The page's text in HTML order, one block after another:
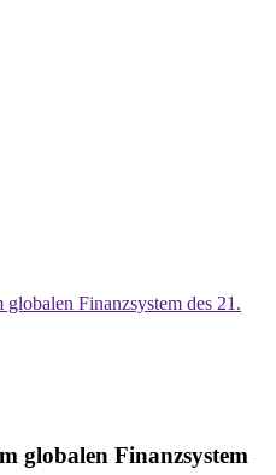
Finanzsystem des 21.
globalen Finanzsystem